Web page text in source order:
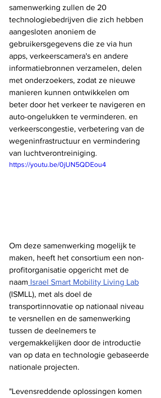
samenwerking zullen de 20
technologiebedrijven die zich hebben
aangesloten anoniem de
gebruikersgegevens die ze via hun
apps, verkeerscamera's en andere
informatiebronnen verzamelen, delen
met onderzoekers, zodat ze nieuwe
manieren kunnen ontwikkelen om
beter door het verkeer te navigeren en
auto-ongelukken te verminderen. en
verkeerscongestie, verbetering van de
wegeninfrastructuur en vermindering
van luchtverontreiniging.
https://youtu.be/0jUN5QDEou4
Om deze samenwerking mogelijk te
maken, heeft het consortium een ​​non-
profitorganisatie opgericht met de
naam Israel Smart Mobility Living Lab
(ISMLL), met als doel de
transportinnovatie op nationaal niveau
te versnellen en de samenwerking
tussen de deelnemers te
vergemakkelijken door de introductie
van op data en technologie gebaseerde
nationale projecten.
"Levensreddende oplossingen komen